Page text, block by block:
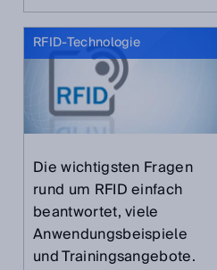
RFID-Technologie
Die wichtigsten Fragen
rund um RFID einfach
beantwortet, viele
Anwendungsbeispiele
und Trainingsangebote.